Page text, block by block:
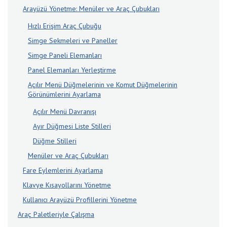
Arayüzü Yönetme: Menüler ve Araç Çubukları
Hızlı Erişim Araç Çubuğu
Simge Sekmeleri ve Paneller
Simge Paneli Elemanları
Panel Elemanları Yerleştirme
Açılır Menü Düğmelerinin ve Komut Düğmelerinin
Görünümlerini Ayarlama
Açılır Menü Davranışı
Ayır Düğmesi Liste Stilleri
Düğme Stilleri
Menüler ve Araç Çubukları
Fare Eylemlerini Ayarlama
Klavye Kısayollarını Yönetme
Kullanıcı Arayüzü Profillerini Yönetme
Araç Paletleriyle Çalışma